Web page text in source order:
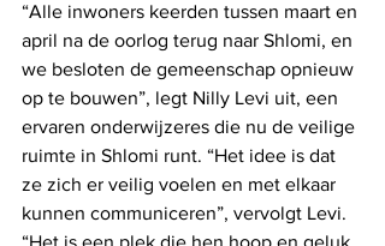
“Alle inwoners keerden tussen maart en
april na de oorlog terug naar Shlomi, en
we besloten de gemeenschap opnieuw
op te bouwen”, legt Nilly Levi uit, een
ervaren onderwijzeres die nu de veilige
ruimte in Shlomi runt. “Het idee is dat
ze zich er veilig voelen en met elkaar
kunnen communiceren”, vervolgt Levi.